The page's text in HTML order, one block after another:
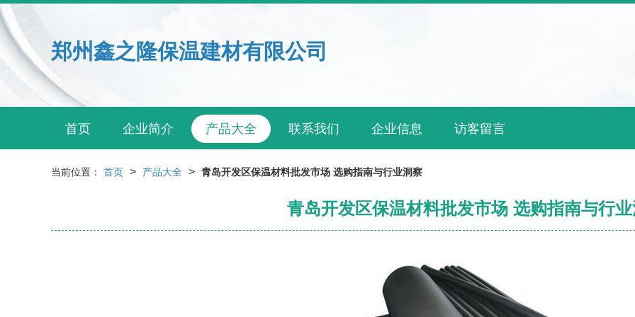
郑州鑫之隆保温建材有限公司
首页 企业简介 产品大全 联系我们 企业信息 访客留言
当前位置： 首页 > 产品大全 > 青岛开发区保温材料批发市场 选购指南与行业洞察
青岛开发区保温材料批发市场 选购指南与行